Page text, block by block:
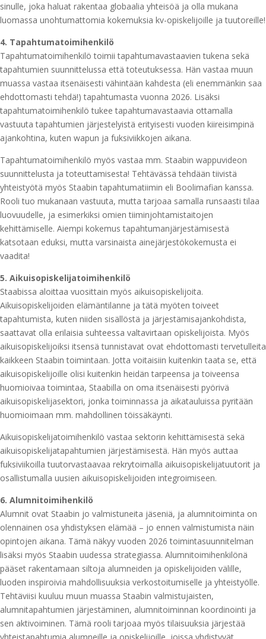
sinulle, joka haluat rakentaa globaalia yhteisöä ja olla mukana
luomassa unohtumattomia kokemuksia kv-opiskelijoille ja tuutoreille!
4. Tapahtumatoimihenkilö
Tapahtumatoimihenkilö toimii tapahtumavastaavien tukena sekä
tapahtumien suunnittelussa että toteutuksessa. Hän vastaa muun
muassa vastaa itsenäisesti vähintään kahdesta (eli enemmänkin saa
ehdottomasti tehdä!) tapahtumasta vuonna 2026. Lisäksi
tapahtumatoimihenkilö tukee tapahtumavastaavia ottamalla
vastuuta tapahtumien järjestelyistä erityisesti vuoden kiireisimpinä
ajankohtina, kuten wapun ja fuksiviikkojen aikana.
Tapahtumatoimihenkilö myös vastaa mm. Staabin wappuvideon
suunnittelusta ja toteuttamisesta! Tehtävässä tehdään tiivistä
yhteistyötä myös Staabin tapahtumatiimin eli Boolimafian kanssa.
Rooli tuo mukanaan vastuuta, mutta tarjoaa samalla runsaasti tilaa
luovuudelle, ja esimerkiksi omien tiiminjohtamistaitojen
kehittämiselle. Aiempi kokemus tapahtumanjärjestämisestä
katsotaan eduksi, mutta varsinaista ainejärjestökokemusta ei
vaadita!
5. Aikuisopiskelijatoimihenkilö
Staabissa aloittaa vuosittain myös aikuisopiskelijoita.
Aikuisopiskelijoiden elämäntilanne ja tätä myöten toiveet
tapahtumista, kuten niiden sisällöstä ja järjestämisajankohdista,
saattavat olla erilaisia suhteessa valtavirtaan opiskelijoista. Myös
aikuisopiskelijoiksi itsensä tunnistavat ovat ehdottomasti tervetulleita
kaikkeen Staabin toimintaan. Jotta voitaisiin kuitenkin taata se, että
aikuisopiskelijoille olisi kuitenkin heidän tarpeensa ja toiveensa
huomioivaa toimintaa, Staabilla on oma itsenäisesti pyörivä
aikuisopiskelijasektori, jonka toiminnassa ja aikatauluissa pyritään
huomioimaan mm. mahdollinen töissäkäynti.
Aikuisopiskelijatoimihenkilö vastaa sektorin kehittämisestä sekä
aikuisopiskelijatapahtumien järjestämisestä. Hän myös auttaa
fuksiviikoilla tuutorvastaavaa rekrytoimalla aikuisopiskelijatuutorit ja
osallistumalla uusien aikuisopiskelijoiden integroimiseen.
6. Alumnitoimihenkilö
Alumnit ovat Staabin jo valmistuneita jäseniä, ja alumnitoiminta on
olennainen osa yhdistyksen elämää – jo ennen valmistumista näin
opintojen aikana. Tämä näkyy vuoden 2026 toimintasuunnitelman
lisäksi myös Staabin uudessa strategiassa. Alumnitoimihenkilönä
pääset rakentamaan siltoja alumneiden ja opiskelijoiden välille,
luoden inspiroivia mahdollisuuksia verkostoitumiselle ja yhteistyölle.
Tehtäviisi kuuluu muun muassa Staabin valmistujaisten,
alumnitapahtumien järjestäminen, alumnitoiminnan koordinointi ja
sen aktivoiminen. Tämä rooli tarjoaa myös tilaisuuksia järjestää